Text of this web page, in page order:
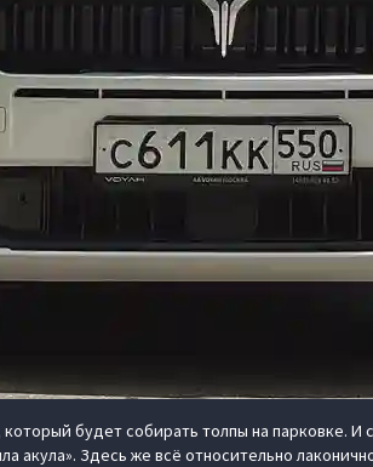
будет собирать толпы на парковке.
акула». Здесь же всё относительно